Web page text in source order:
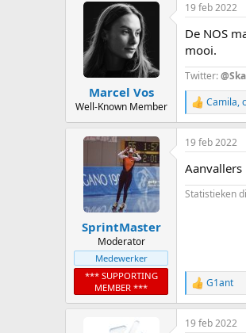
Marcel Vos
Well-Known Member
19 feb 2022
De NOS
mooi.
Twitter:
R
e
a
c
i
o
n
Camila,
SprintMaster
Moderator
Medewerker
*** SUPPORTING
MEMBER ***
19 feb 2022
Aanvallers
Statistieken
R
e
a
c
G1ant
19 feb 2022